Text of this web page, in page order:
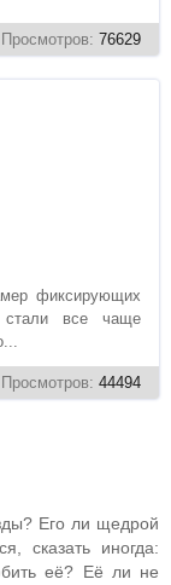
Просмотров: 76629
фиксирующих
стали все чаще
Просмотров: 44494
Его ли щедрой
сказать иногда:
её? Её ли не